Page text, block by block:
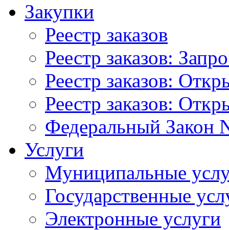
Закупки
Реестр заказов
Реестр заказов:
Реестр заказов:
Реестр заказов:
Федеральный Закон
Услуги
Муниципальные
Государственные
Электронные услуги